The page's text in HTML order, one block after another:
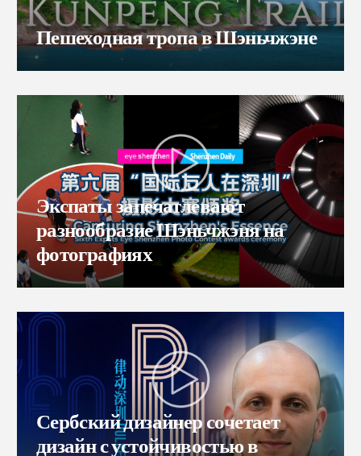
Пешеходная тропа в Шэньчжэне
Экспаты запечатлевают
разнообразие Шэньчжэня на
фотографиях
Сербский дизайнер сочетает
дизайн с устойчивостью в